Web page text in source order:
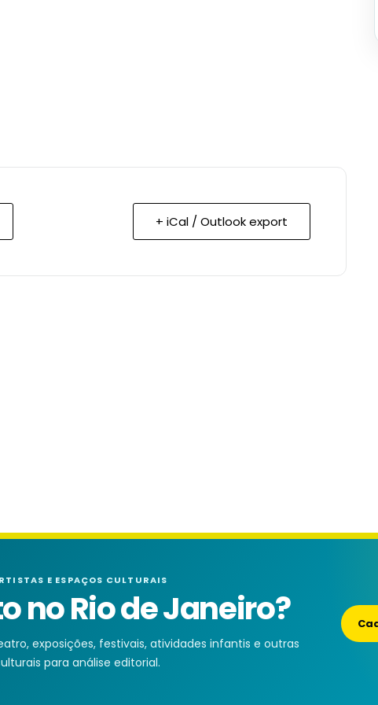
+ iCal / Outlook export
E ESPAÇOS CULTURAIS
no Rio de Janeiro?
exposições, festivais, atividades infantis e outras
para análise editorial.